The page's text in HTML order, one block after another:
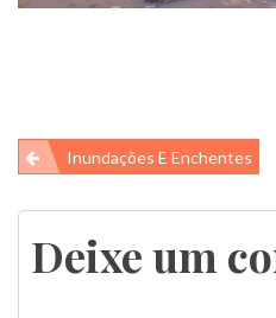
Navegação
de
Post
Inundações E Enchentes
Deixe um